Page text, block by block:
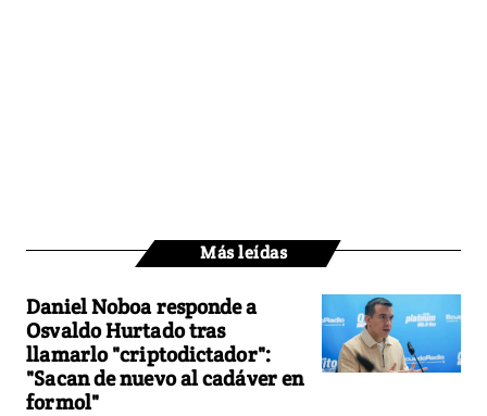
Más leídas
Daniel Noboa responde a
Osvaldo Hurtado tras
llamarlo "criptodictador":
"Sacan de nuevo al cadáver en
formol"